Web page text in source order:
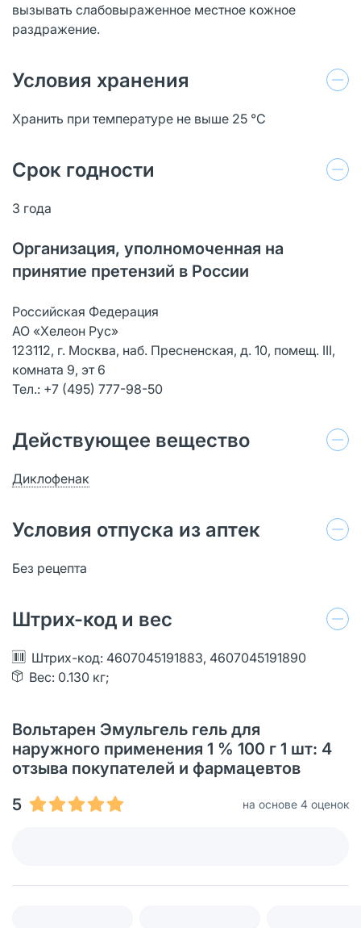
вызывать слабовыраженное местное кожное
раздражение.
Условия хранения
Хранить при температуре не выше 25 °С
Срок годности
3 года
Организация, уполномоченная на
принятие претензий в России
Российская Федерация
АО «Хелеон Рус»
123112, г. Москва, наб. Пресненская, д. 10, помещ. III,
комната 9, эт 6
Тел.: +7 (495) 777-98-50
Действующее вещество
Диклофенак
Условия отпуска из аптек
Без рецепта
Штрих-код и вес
Штрих-код: 4607045191883, 4607045191890
Вес: 0.130 кг;
Вольтарен Эмульгель гель для
наружного применения 1 % 100 г 1 шт: 4
отзыва покупателей и фармацевтов
5
на основе 4 оценок